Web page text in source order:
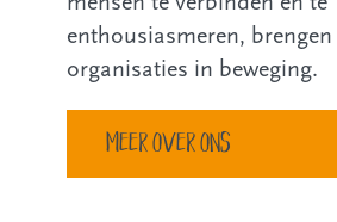
enthousiasmeren, brengen
organisaties in beweging.
Meer over ons